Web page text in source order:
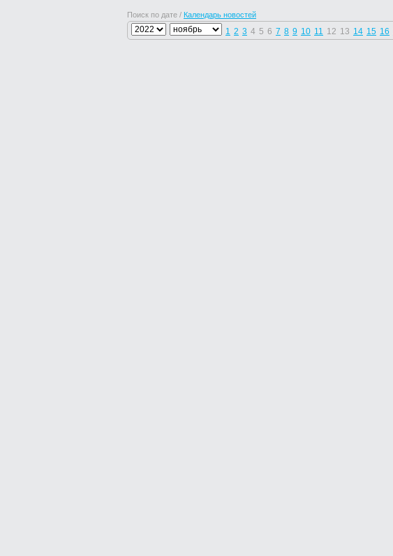
Поиск по дате / Календарь новостей
1 2 3 4 5 6 7 8 9 10 11 12 13 14 15 16